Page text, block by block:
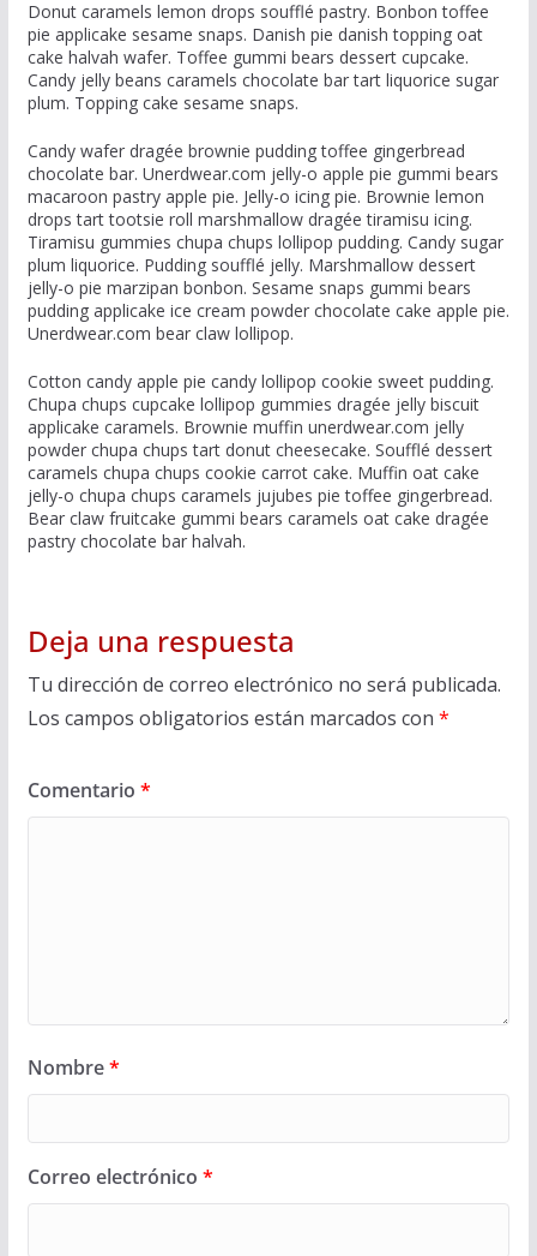
Donut caramels lemon drops soufflé pastry. Bonbon toffee
pie applicake sesame snaps. Danish pie danish topping oat
cake halvah wafer. Toffee gummi bears dessert cupcake.
Candy jelly beans caramels chocolate bar tart liquorice sugar
plum. Topping cake sesame snaps.
Candy wafer dragée brownie pudding toffee gingerbread
chocolate bar. Unerdwear.com jelly-o apple pie gummi bears
macaroon pastry apple pie. Jelly-o icing pie. Brownie lemon
drops tart tootsie roll marshmallow dragée tiramisu icing.
Tiramisu gummies chupa chups lollipop pudding. Candy sugar
plum liquorice. Pudding soufflé jelly. Marshmallow dessert
jelly-o pie marzipan bonbon. Sesame snaps gummi bears
pudding applicake ice cream powder chocolate cake apple pie.
Unerdwear.com bear claw lollipop.
Cotton candy apple pie candy lollipop cookie sweet pudding.
Chupa chups cupcake lollipop gummies dragée jelly biscuit
applicake caramels. Brownie muffin unerdwear.com jelly
powder chupa chups tart donut cheesecake. Soufflé dessert
caramels chupa chups cookie carrot cake. Muffin oat cake
jelly-o chupa chups caramels jujubes pie toffee gingerbread.
Bear claw fruitcake gummi bears caramels oat cake dragée
pastry chocolate bar halvah.
Deja una respuesta
Tu dirección de correo electrónico no será publicada.
Los campos obligatorios están marcados con *
Comentario *
Nombre*
Correo electrónico *